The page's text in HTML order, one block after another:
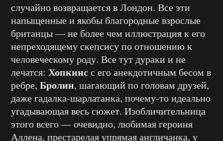
случайно возвращается в Лондон. Все эти
напыщенные и якобы благородные взрослые
британцы — не более чем иллюстрация к его
непреходящему скепсису по отношению к
человеческому роду. Все тут дураки и не
лечатся: Хопкинсс его анекдотичным бесом в
ребре, Бролин, шагающий по головам друзей,
даже гадалка-шарлатанка, почему-то идеально
угадывающая весь сюжет. Изобличительница
этого всего — очевидно, любимая героиня
Аллена, престарелая упрямая англичанка, у